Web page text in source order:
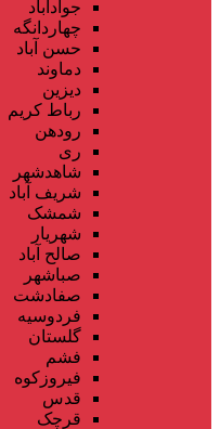
جوادآباد
چهاردانگه
حسن آباد
دماوند
دیزین
رباط کریم
رودهن
ری
شاهدشهر
شریف آباد
شمشک
شهریار
صالح آباد
صباشهر
صفادشت
فردوسیه
گلستان
فشم
فیروزکوه
قدس
قرچک